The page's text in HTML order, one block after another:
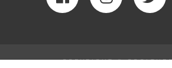
COPYRIGHT ©